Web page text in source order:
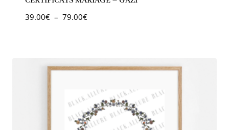
39.00€ – 79.00€